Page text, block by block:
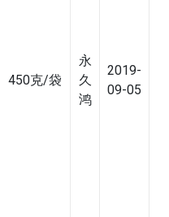
450克/袋
永
久
鸿
2019-
09-05